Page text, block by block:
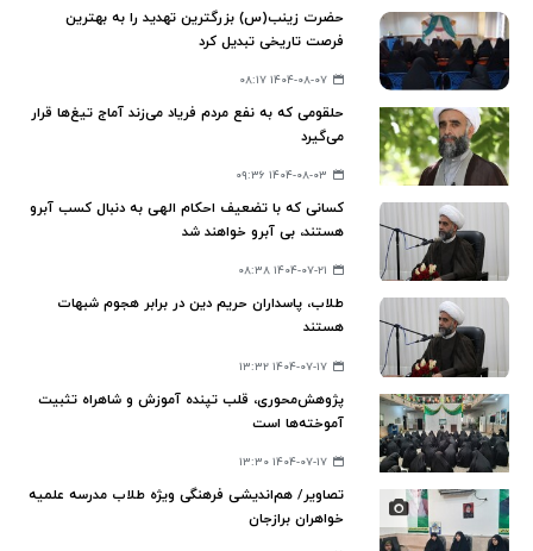
حضرت زینب(س) بزرگترین تهدید را به بهترین
فرصت تاریخی تبدیل کرد
۱۴۰۴-۰۸-۰۷ ۰۸:۱۷
حلقومی که به نفع مردم فریاد می‌زند آماج تیغ‌ها قرار
می‌گیرد
۱۴۰۴-۰۸-۰۳ ۰۹:۳۶
کسانی که با تضعیف احکام الهی به دنبال کسب آبرو
هستند، بی آبرو خواهند شد
۱۴۰۴-۰۷-۲۱ ۰۸:۳۸
طلاب، پاسداران حریم دین در برابر هجوم شبهات
هستند
۱۴۰۴-۰۷-۱۷ ۱۳:۳۲
پژوهش‌محوری، قلب تپنده‌ آموزش و شاهراه تثبیت
آموخته‌ها است
۱۴۰۴-۰۷-۱۷ ۱۳:۳۰
تصاویر/ هم‌اندیشی فرهنگی ویژه طلاب مدرسه علمیه
خواهران برازجان